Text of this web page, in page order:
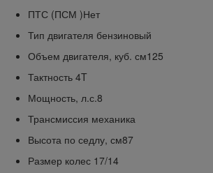
ПТС (ПСМ )Нет
Тип двигателя бензиновый
Объем двигателя, куб. см125
Тактность 4T
Мощность, л.с.8
Трансмиссия механика
Высота по седлу, см87
Размер колес 17/14